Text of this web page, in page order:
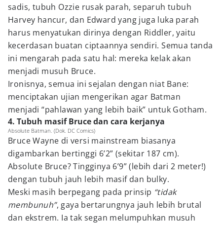
sadis, tubuh Ozzie rusak parah, separuh tubuh
Harvey hancur, dan Edward yang juga luka parah
harus menyatukan dirinya dengan Riddler, yaitu
kecerdasan buatan ciptaannya sendiri. Semua tanda
ini mengarah pada satu hal: mereka kelak akan
menjadi musuh Bruce.
Ironisnya, semua ini sejalan dengan niat Bane:
menciptakan ujian mengerikan agar Batman
menjadi “pahlawan yang lebih baik” untuk Gotham.
4. Tubuh masif Bruce dan cara kerjanya
Absolute Batman. (Dok. DC Comics)
Bruce Wayne di versi mainstream biasanya
digambarkan bertinggi 6’2” (sekitar 187 cm).
Absolute Bruce? Tingginya 6’9” (lebih dari 2 meter!)
dengan tubuh jauh lebih masif dan bulky.
Meski masih berpegang pada prinsip “tidak
membunuh”, gaya bertarungnya jauh lebih brutal
dan ekstrem. Ia tak segan melumpuhkan musuh